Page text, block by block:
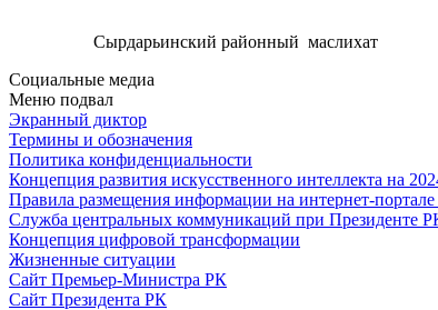
Сырдарьинский районный маслихат
Социальные медиа
Меню подвал
Экранный диктор
Термины и обозначения
Политика конфиденциальности
Концепция развития искусственного интеллекта на
Правила размещения информации на интернет-
Служба центральных коммуникаций при Президенте
Концепция цифровой трансформации
Жизненные ситуации
Сайт Премьер-Министра РК
Сайт Президента РК